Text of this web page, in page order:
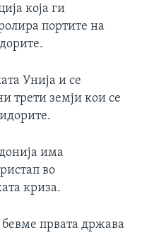
која ги
портите на
Унија и се
трети земји кои се
има
во
криза.
првата држава